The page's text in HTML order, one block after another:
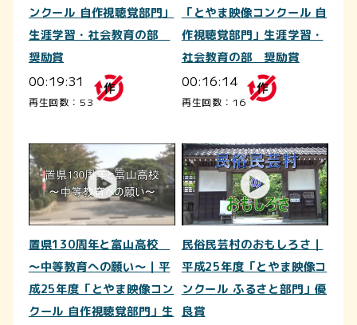
ンクール 自作視聴覚部門」
生涯学習・社会教育の部
奨励賞
00:19:31
再生回数：53
「とやま映像コンクール 自
作視聴覚部門」生涯学習・
社会教育の部 奨励賞
00:16:14
再生回数：16
置県130周年と富山高校
～中等教育への願い～｜平
成25年度「とやま映像コン
クール 自作視聴覚部門」生
民俗民芸村のおもしろさ｜
平成25年度「とやま映像コ
ンクール ふるさと部門」優
良賞